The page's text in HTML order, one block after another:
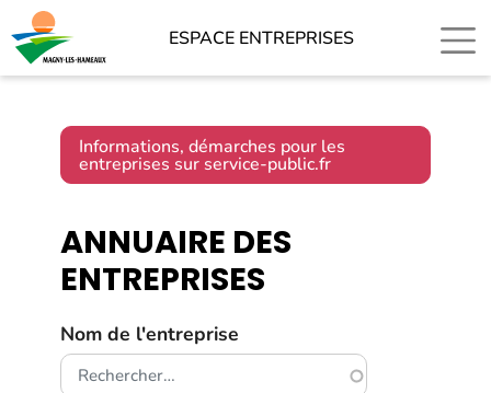
ESPACE ENTREPRISES
Informations, démarches pour les
entreprises sur service-public.fr
ANNUAIRE DES
ENTREPRISES
Nom de l'entreprise